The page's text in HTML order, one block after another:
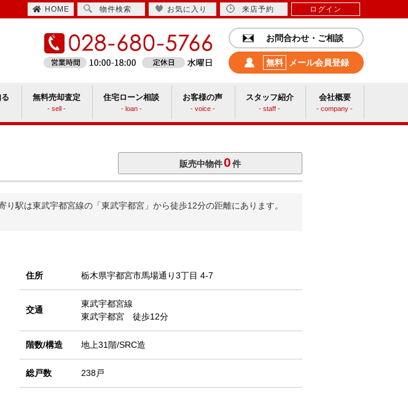
HOME 物件検索 お気に入り 来店予約 ログイン
お問合わせ・ご相談
無料 メール会員登録
無料売却査定
- sell -
住宅ローン相談
- loan -
お客様の声
- voice -
スタッフ紹介
- staff -
会社概要
- company -
販売中物件0件
駅は東武宇都宮線の「東武宇都宮」から徒歩12分の距離にあります。
住所 栃木県宇都宮市馬場通り3丁目 4-7
交通
東武宇都宮線
東武宇都宮 徒歩12分
階数/構造 地上31階/SRC造
総戸数 238戸